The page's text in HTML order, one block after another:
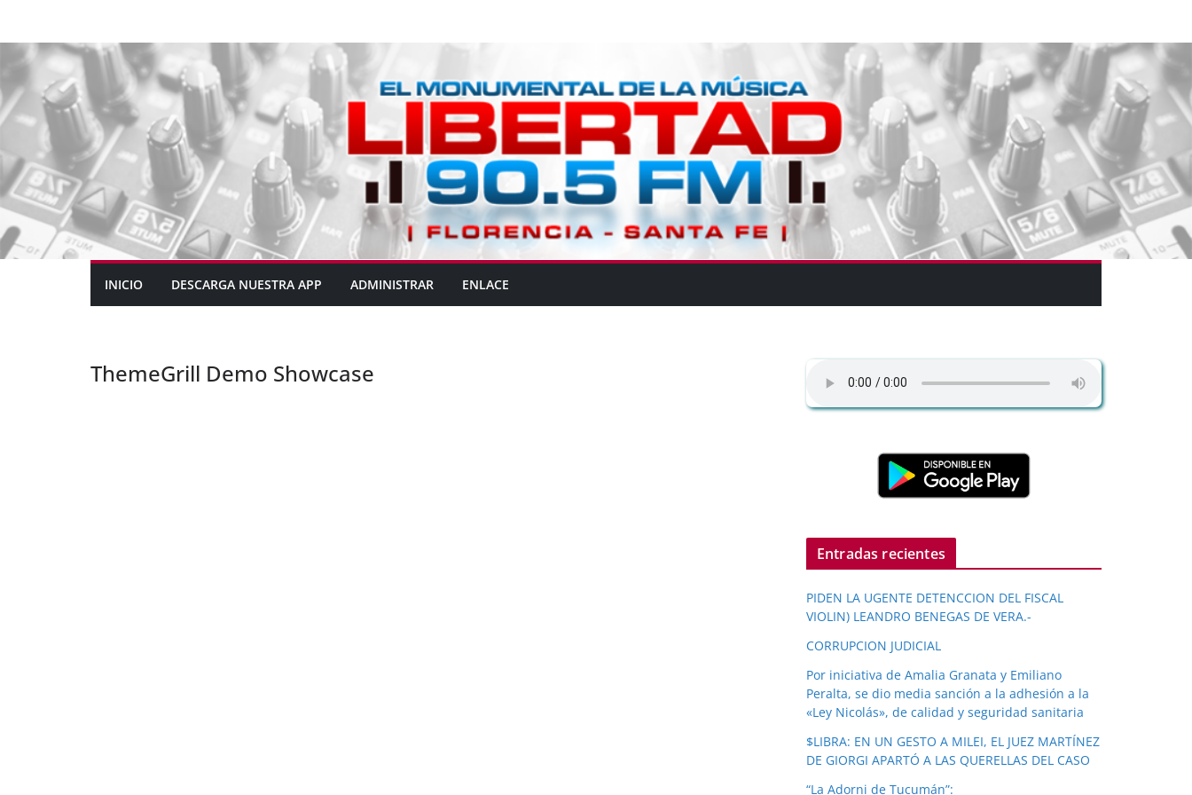
INICIO DESCARGA NUESTRA APP ADMINISTRAR ENLACE
ThemeGrill Demo Showcase
Entradas recientes
PIDEN LA UGENTE DETENCCION DEL FISCAL
VIOLIN) LEANDRO BENEGAS DE VERA.-
CORRUPCION JUDICIAL
Por iniciativa de Amalia Granata y Emiliano
Peralta, se dio media sanción a la adhesión a la
«Ley Nicolás», de calidad y seguridad sanitaria
$LIBRA: EN UN GESTO A MILEI, EL JUEZ MARTÍNEZ
DE GIORGI APARTÓ A LAS QUERELLAS DEL CASO
“La Adorni de Tucumán”: